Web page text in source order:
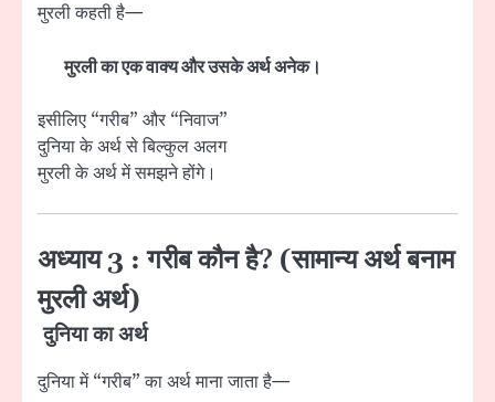
मुरली कहती है—
मुरली का एक वाक्य और उसके अर्थ अनेक।
इसीलिए “गरीब” और “निवाज”
दुनिया के अर्थ से बिल्कुल अलग
मुरली के अर्थ में समझने होंगे।
अध्याय 3 : गरीब कौन है? (सामान्य अर्थ बनाम
मुरली अर्थ)
दुनिया का अर्थ
दुनिया में “गरीब” का अर्थ माना जाता है—